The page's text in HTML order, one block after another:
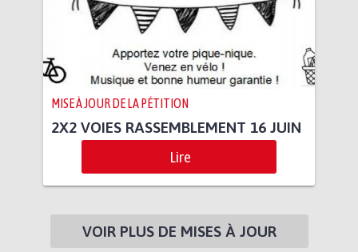
MISE À JOUR DE LA PÉTITION
2X2 VOIES RASSEMBLEMENT 16 JUIN
Lire
VOIR PLUS DE MISES À JOUR